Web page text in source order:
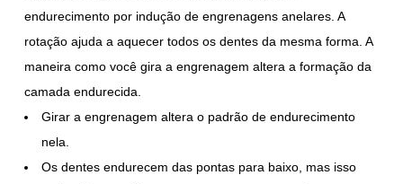
endurecimento por indução de engrenagens anelares. A
rotação ajuda a aquecer todos os dentes da mesma forma. A
maneira como você gira a engrenagem altera a formação da
camada endurecida.
Girar a engrenagem altera o padrão de endurecimento
nela.
Os dentes endurecem das pontas para baixo, mas isso